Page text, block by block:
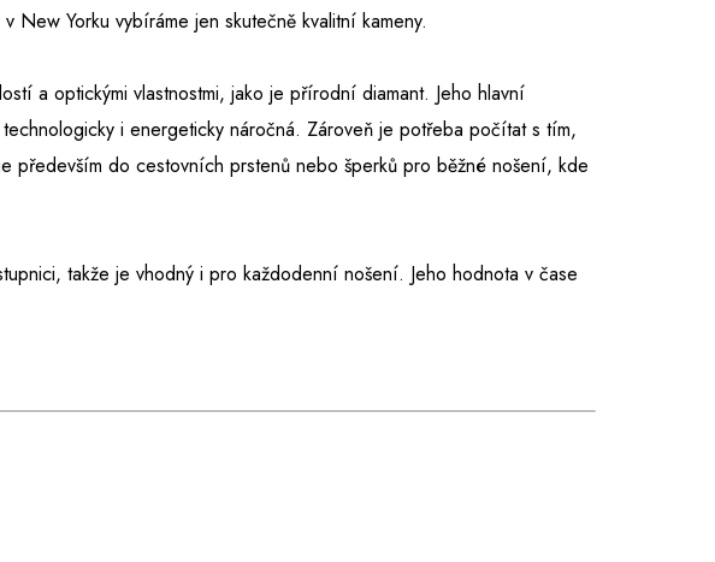
v New Yorku vybíráme jen skutečně kvalitní kameny.
a optickými vlastnostmi, jako je přírodní diamant. Jeho hlavní
i energeticky náročná. Zároveň je potřeba počítat s tím,
do cestovních prstenů nebo šperků pro běžné nošení, kde
takže je vhodný i pro každodenní nošení. Jeho hodnota v čase